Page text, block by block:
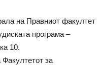
на Правниот факултет
програма –
10.
за